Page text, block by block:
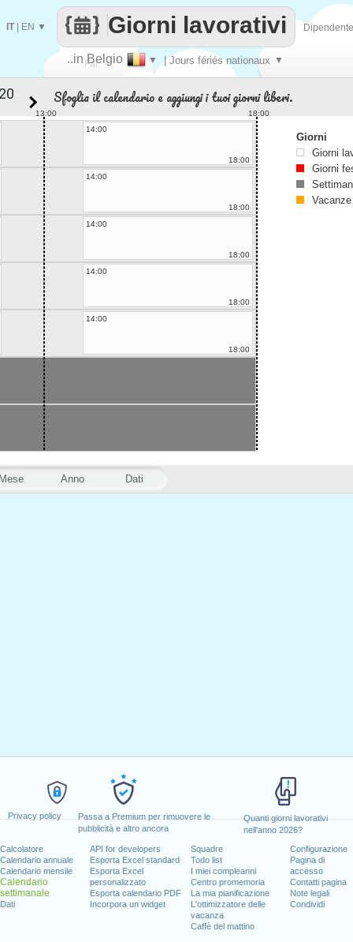
Privacy policy
Passa a Premium per rimuovere le
pubblicità e altro ancora
Quanti giorni lavorativi
nell'anno 2026?
Calcolatore
Calendario annuale
Calendario mensile
Calendario
settimanale
Dati
API for developers
Esporta Excel standard
Esporta Excel
personalizzato
Esporta calendario PDF
Incorpora un widget
Squadre
Todo list
I miei compleanni
Centro promemoria
La mia pianificazione
L'ottimizzatore delle
vacanza
Caffè del mattino
Configurazione
Pagina di
accesso
Contatti pagina
Note legali
Condividi
Fai
..in Belgio ▼ | Jours fériés nationaux ▼
Giorni lavorativi
IT| EN ▼
Anno Dati
Sfoglia il calendario e aggiungi i tuoi giorni liberi.
13:00
18:00
14:00
18:00
14:00
18:00
14:00
18:00
14:00
18:00
14:00
18:00
Giorni
Giorni
Giorni
Vacanze